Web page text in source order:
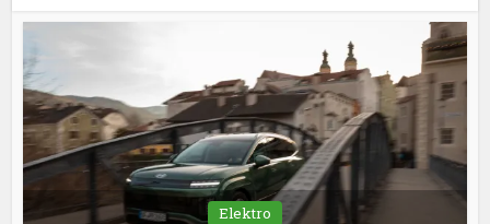
Elektro